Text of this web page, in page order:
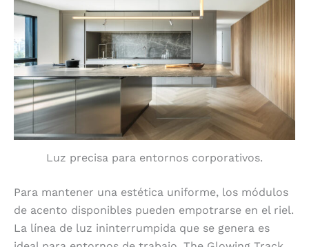
Luz precisa para entornos corporativos.
Para mantener una estética uniforme, los módulos
de acento disponibles pueden empotrarse en el riel.
La línea de luz ininterrumpida que se genera es